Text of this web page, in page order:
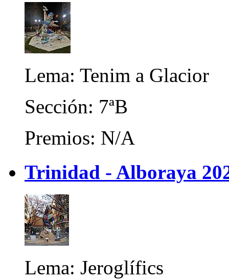
Lema: Tenim a Glacior
Sección: 7ªB
Premios: N/A
Trinidad - Alboraya
Lema: Jeroglífics